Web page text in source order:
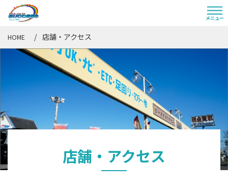
HOME 店舗・アクセス
店舗・アクセス